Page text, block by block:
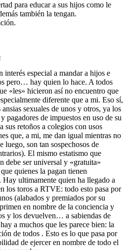
para educar a sus hijos como le
también la tengan.
especial a mandar a hijos e
pero… hay quien lo hace. A todos
«les» hicieron así no encuentro que
diferente que a mi. Eso sí,
sexuales de unos y otros, ya los
pagadores de impuestos en uso de su
sus retoños a colegios con usos
que, a mi, me dan igual mientras no
luego, son tan sospechosos de
El mismo estatismo que
debe ser universal y «gratuita»
quienes la pagan tienen
Hay ultimamente quien ha llegado a
los toros a RTVE: todo esto pasa por
(alabados y premiados por su
en nombre de la conciencia y
y los devuelven… a sabiendas de
a muchos que les parece bien: la
de todos . Esto es lo que pasa por
de ejercer en nombre de todo el